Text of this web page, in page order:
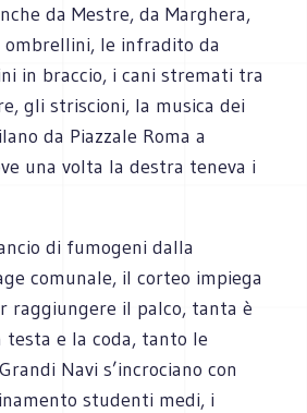
da Mestre, da Marghera,
ombrellini, le infradito da
in braccio, i cani stremati tra
gli striscioni, la musica dei
da Piazzale Roma a
una volta la destra teneva i
di fumogeni dalla
comunale, il corteo impiega
raggiungere il palco, tanta è
e la coda, tanto le
Navi s’incrociano con
studenti medi, i